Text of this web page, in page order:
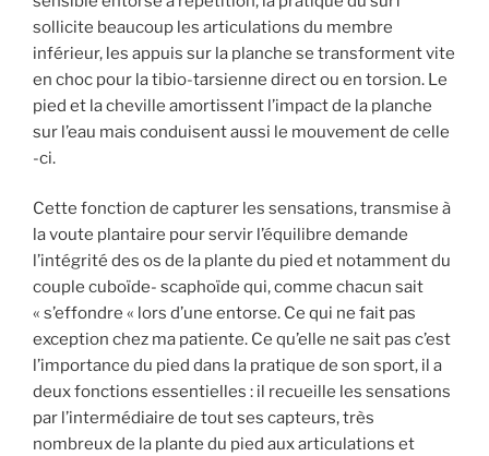
sollicite beaucoup les articulations du membre
inférieur, les appuis sur la planche se transforment vite
en choc pour la tibio-tarsienne direct ou en torsion. Le
pied et la cheville amortissent l’impact de la planche
sur l’eau mais conduisent aussi le mouvement de celle
-ci.
Cette fonction de capturer les sensations, transmise à
la voute plantaire pour servir l’équilibre demande
l’intégrité des os de la plante du pied et notamment du
couple cuboïde- scaphoïde qui, comme chacun sait
« s’effondre « lors d’une entorse. Ce qui ne fait pas
exception chez ma patiente. Ce qu’elle ne sait pas c’est
l’importance du pied dans la pratique de son sport, il a
deux fonctions essentielles : il recueille les sensations
par l’intermédiaire de tout ses capteurs, très
nombreux de la plante du pied aux articulations et